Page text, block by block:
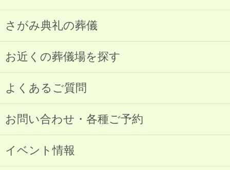
さがみ典礼の葬儀
お近くの葬儀場を探す
よくあるご質問
お問い合わせ・各種ご予約
イベント情報